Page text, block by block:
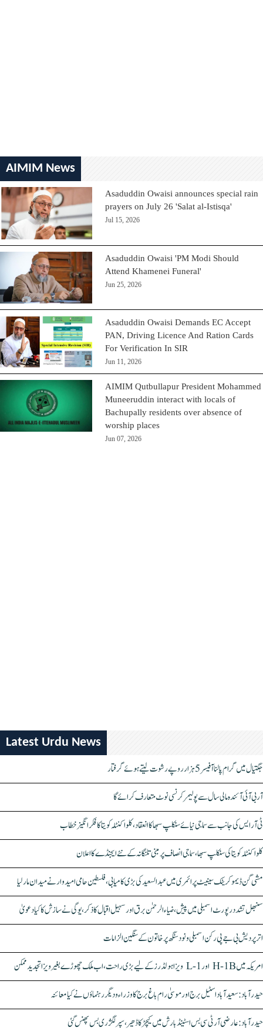
AIMIM News
Asaduddin Owaisi announces special rain
prayers on July 26 'Salat al-Istisqa'
Jul 15, 2026
Asaduddin Owaisi 'PM Modi Should
Attend Khamenei Funeral'
Jun 25, 2026
Asaduddin Owaisi Demands EC Accept
PAN, Driving Licence And Ration Cards
For Verification In SIR
Jun 11, 2026
AIMIM Qutbullapur President Mohammed
Muneeruddin interact with locals of
Bachupally residents over absence of
worship places
Jun 07, 2026
Latest Urdu News
جگتیال میں گرام پالنا آفیسر 5 ہزار روپے رشوت لیتے ہوئے گرفتار
آر بی آئی آئندہ مالی سال سے پولیمر کرنسی نوٹ متعارف کرائے گا
ٹی آر ایس کی جانب سے سماجی نیائے سنکلپ سبھا کا انعقاد، کلواکنٹلہ کویتا کا فکر انگیز خطاب
کلواکنٹلہ کویتا کی سنکلپ سبھا، سماجی انصاف پر مبنی تلنگانہ کے نئے ایجنڈے کا اعلان
مشی گن ڈیموکریٹک سینیٹ پرائمری میں عبدالسعید کی بڑی کامیابی، فلسطین حامی امیدوار نے میدان مار لیا
سنبھل تشدد رپورٹ اسمبلی میں پیش، ضیاء الرحمٰن برق اور سہیل اقبال کا ذکر، یوگی نے سازش کا کیا دعویٰ
اتر پردیش بی جے پی رکن اسمبلی ونود سنگھ پر خاتون کے سنگین الزامات
امریکہ میں H-1B اور L-1 ویزا ہولڈرز کے لیے بڑی راحت، اب ملک چھوڑے بغیر ویزا تجدید ممکن
حیدرآباد: سعیدآباد اسٹیل برج اور موسیٰ رام باغ برج کا وزراء و دیگر رہنماؤں نے کیا معائنہ
حیدرآباد: عارضی آر ٹی سی بس اسٹینڈ بارش میں کیچڑ کا ڈھیر، سپر لگژری بس پھنس گئی